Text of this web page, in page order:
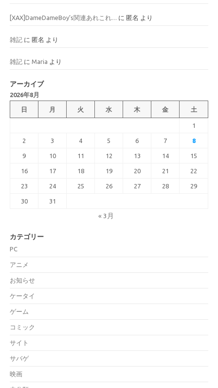
[XAX]DameDameBoy’s関連あれこれ… に 匿名 より
雑記 に 匿名 より
雑記 に Maria より
アーカイブ
2026年8月
日 月 火 水 木 金 土
1
2 3 4 5 6 7 8
9 10 11 12 13 14 15
16 17 18 19 20 21 22
23 24 25 26 27 28 29
30 31
« 3月
カテゴリー
PC
アニメ
お知らせ
ケータイ
ゲーム
コミック
サイト
サバゲ
映画